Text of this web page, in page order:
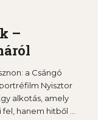
–
a Csángó
Nyisztor
alkotás, amely
hanem hitből ...